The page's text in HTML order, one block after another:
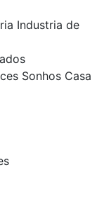
Industria de
Sonhos Casa